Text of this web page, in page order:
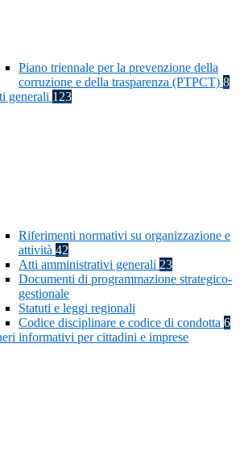
Piano triennale per la prevenzione della
corruzione e della trasparenza (PTPCT) 8
generali 123
Riferimenti normativi su organizzazione e
attività 42
Atti amministrativi generali 23
Documenti di programmazione strategico-
gestionale
Statuti e leggi regionali
Codice disciplinare e codice di condotta 6
informativi per cittadini e imprese